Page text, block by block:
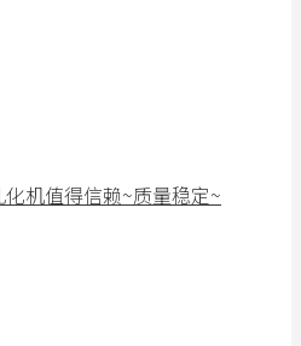
机值得信赖~质量稳定~